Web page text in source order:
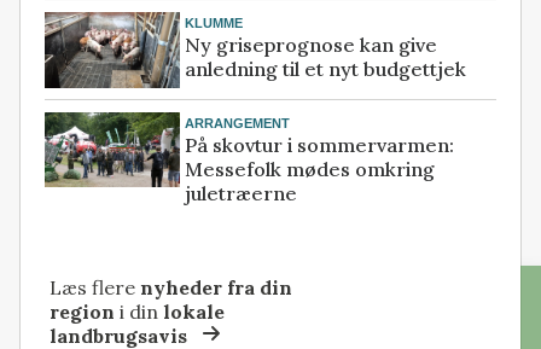
KLUMME
Ny griseprognose kan give
anledning til et nyt budgettjek
ARRANGEMENT
På skovtur i sommervarmen:
Messefolk mødes omkring
juletræerne
Læs flere nyheder fra din
region i dinlokale
landbrugsavis